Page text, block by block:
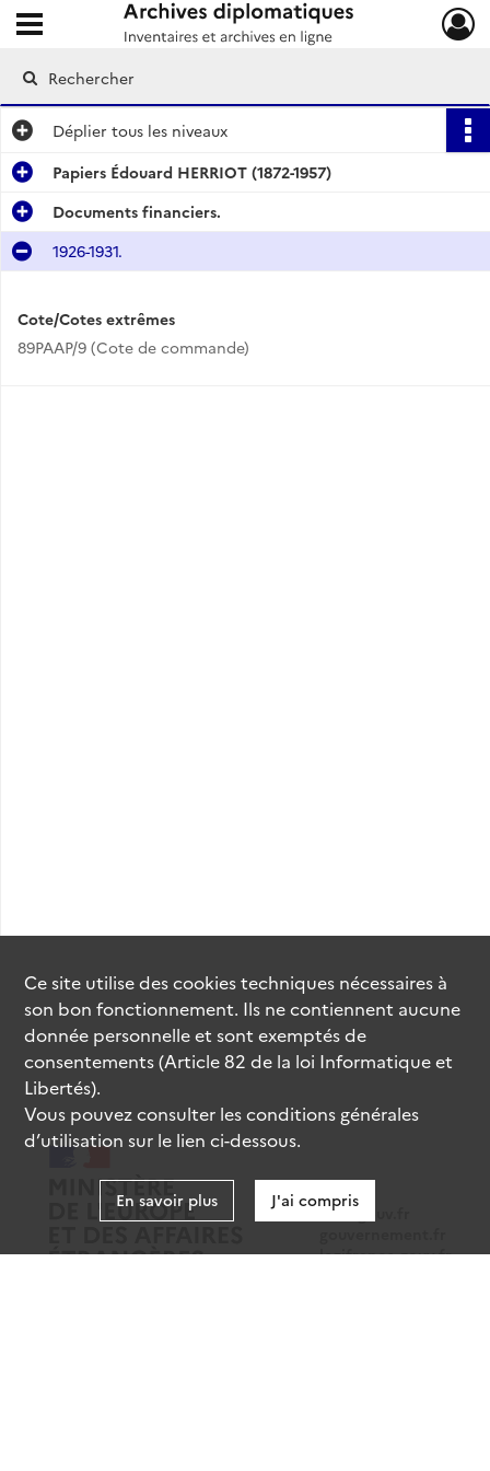
Archives diplomatiques
Ouvrir le menu déroulant
Déplier tous les niveaux
Papiers Édouard HERRIOT (1872-1957)
Documents financiers.
1926-1931.
Cote/Cotes extrêmes
89PAAP/9 (Cote de commande)
data.gouv.fr
legifrance.gouv.fr
Ce site utilise descookiestechniques nécessaires à
son bon fonctionnement. Ils ne contiennent aucune
donnée personnelle et sont exemptés de
consentements (Article 82 de la loi Informatique et
Libertés).
Vous pouvez consulter les conditions générales
d’utilisation sur le lien ci-dessous.
En savoir plus J'ai compris